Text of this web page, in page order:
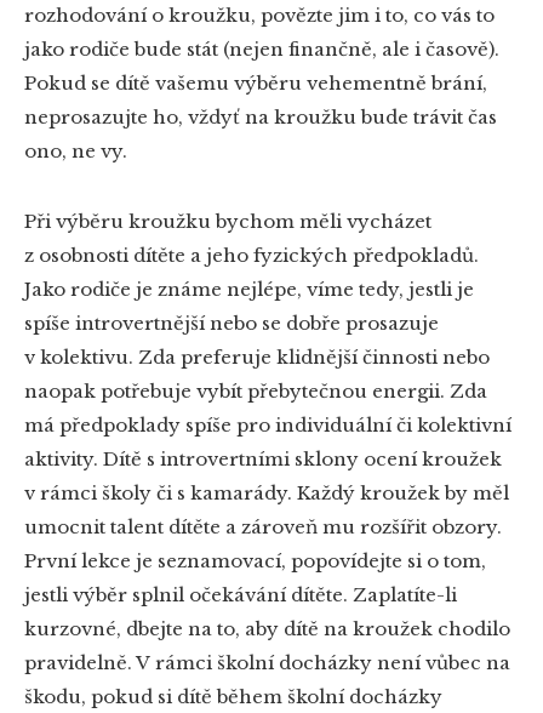
rozhodování o kroužku, povězte jim i to, co vás to
jako rodiče bude stát (nejen finančně, ale i časově).
Pokud se dítě vašemu výběru vehementně brání,
neprosazujte ho, vždyť na kroužku bude trávit čas
ono, ne vy.
Při výběru kroužku bychom měli vycházet
z osobnosti dítěte a jeho fyzických předpokladů.
Jako rodiče je známe nejlépe, víme tedy, jestli je
spíše introvertnější nebo se dobře prosazuje
v kolektivu. Zda preferuje klidnější činnosti nebo
naopak potřebuje vybít přebytečnou energii. Zda
má předpoklady spíše pro individuální či kolektivní
aktivity. Dítě s introvertními sklony ocení kroužek
v rámci školy či s kamarády. Každý kroužek by měl
umocnit talent dítěte a zároveň mu rozšířit obzory.
První lekce je seznamovací, popovídejte si o tom,
jestli výběr splnil očekávání dítěte. Zaplatíte-li
kurzovné, dbejte na to, aby dítě na kroužek chodilo
pravidelně. V rámci školní docházky není vůbec na
škodu, pokud si dítě během školní docházky